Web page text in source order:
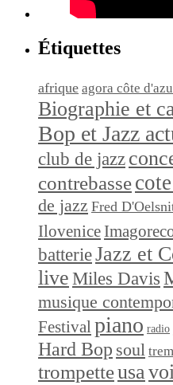
Étiquettes
afrique agora côte
Biographie et
Bop et Jazz
club de jazz
contrebasse
de jazz Fred
Ilovenice
batterieJazz et
live Miles Davis
musique
Festivalpiano radio
Hard Bop soul
trompetteusa